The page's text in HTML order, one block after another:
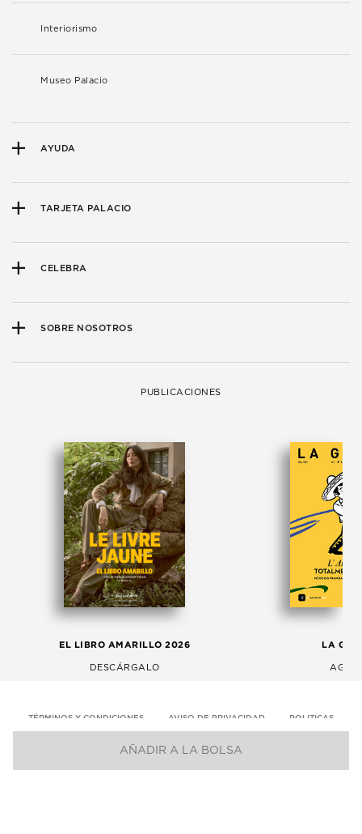
AÑADIR A LA BOLSA
Interiorismo
Museo Palacio
AYUDA
TARJETA PALACIO
CELEBRA
SOBRE NOSOTROS
PUBLICACIONES
EL LIBRO AMARILLO 2026
DESCÁRGALO
LA
TÉRMINOS Y CONDICIONES AVISO DE PRIVACIDAD POLITICAS